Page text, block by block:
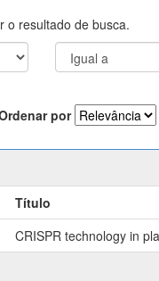
o resultado de busca.
por
Título
CRISPR technology in